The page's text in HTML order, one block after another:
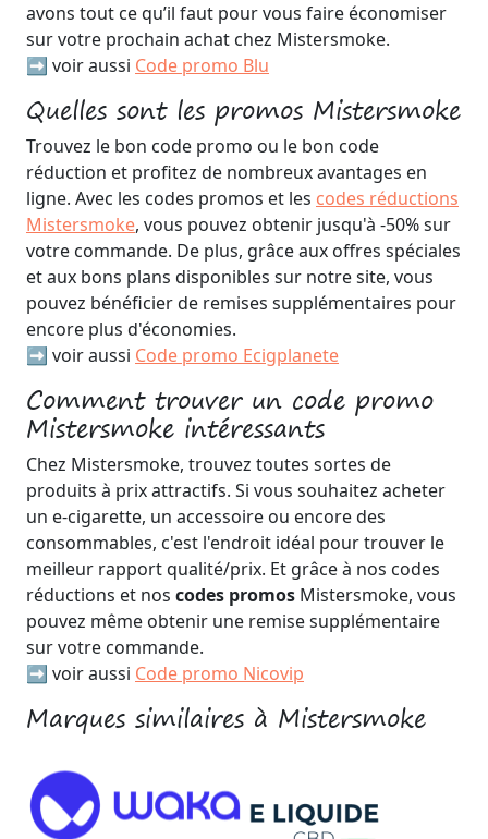
avons tout ce qu’il faut pour vous faire économiser
sur votre prochain achat chez Mistersmoke.
➡️ voir aussi Code promo Blu
Quelles sont les promos Mistersmoke
Trouvez le bon code promo ou le bon code
réduction et profitez de nombreux avantages en
ligne. Avec les codes promos et les codes réductions
Mistersmoke, vous pouvez obtenir jusqu'à -50% sur
votre commande. De plus, grâce aux offres spéciales
et aux bons plans disponibles sur notre site, vous
pouvez bénéficier de remises supplémentaires pour
encore plus d'économies.
➡️ voir aussi Code promo Ecigplanete
Comment trouver un code promo
Mistersmoke intéressants
Chez Mistersmoke, trouvez toutes sortes de
produits à prix attractifs. Si vous souhaitez acheter
un e-cigarette, un accessoire ou encore des
consommables, c'est l'endroit idéal pour trouver le
meilleur rapport qualité/prix. Et grâce à nos codes
réductions et nos codes promos Mistersmoke, vous
pouvez même obtenir une remise supplémentaire
sur votre commande.
➡️ voir aussi Code promo Nicovip
Marques similaires à Mistersmoke